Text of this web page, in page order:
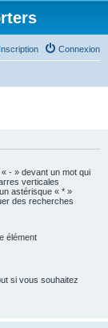
Connexion
Inscription
- » devant un mot qui
verticales
astérisque « * »
des recherches
élément
si vous souhaitez